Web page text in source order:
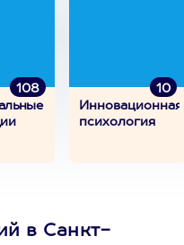
108
10
Инновационная
психология
в Санкт-